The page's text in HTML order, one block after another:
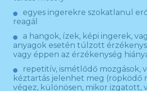
egyes ingerekre szokatlanul
reagál
a hangok, ízek, képi ingerek,
anyagok esetén túlzott
vagy éppen az érzékenység
repetitív, ismétlődő mozgások,
kéztartás jelenhet meg (röpködő
végez, különösen, mikor izgatott,